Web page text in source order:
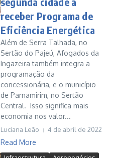
receber Programa de
Eficiência Energética
Além de Serra Talhada, no
Sertão do Pajeú, Afogados da
Ingazeira também integra a
programação da
concessionária, e o município
de Parnamirim, no Sertão
Central. Isso significa mais
economia nos valor...
Luciana Leão 4 de abril de 2022
Read More